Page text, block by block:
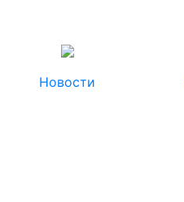
Новости